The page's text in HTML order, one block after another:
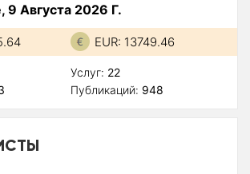
9 Августа 2026 Г.
EUR: 13749.46
Услуг: 22
Публикаций: 948